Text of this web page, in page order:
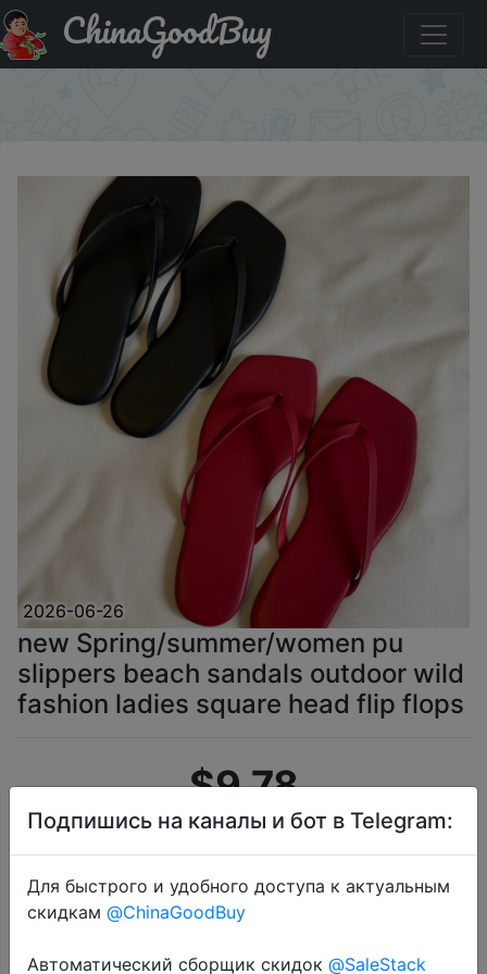
Акция на: new Spring/summer/women pu slippers beach
sandals outdoor wild fashion ladies square head flip flops
ChinaGoodBuy
2026-06-26
new Spring/summer/women pu
slippers beach sandals outdoor wild
fashion ladies square head flip flops
$9.78
Подпишись на каналы и бот в Telegram:
Для быстрого и удобного доступа к актуальным
скидкам @ChinaGoodBuy
Автоматический сборщик скидок @SaleStack